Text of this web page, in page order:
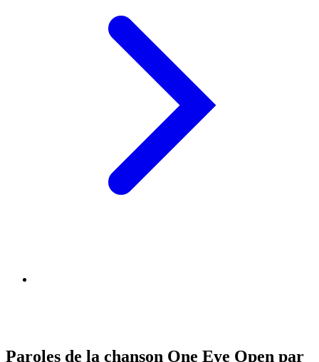
Paroles de la chanson One Eye Open par